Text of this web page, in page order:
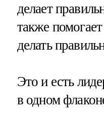
делает
также
делать
Это и есть
в одном